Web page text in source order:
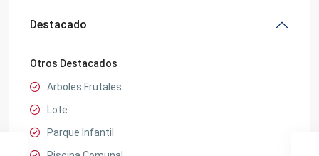
Destacado
Otros Destacados
Arboles Frutales
Lote
Parque Infantil